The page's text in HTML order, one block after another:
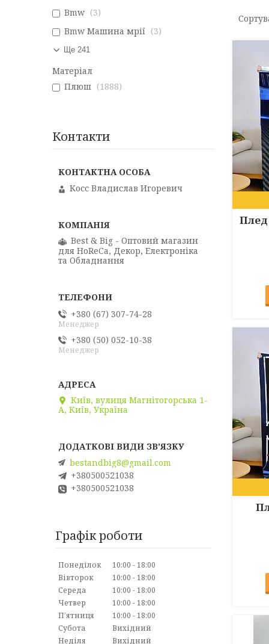
Плед
Bmw
3
Bmw Машина мрії
3
Ще 241
Матеріал
Плюш
1888
Контакти
Косс Владислав Игоревич
Best & Big - Оптовий магазин
для HoReCa, Декор, Електроніка
та Обладнання
+380 (67) 307-74-28
Менеджер
+380 (50) 052-10-38
Менеджер
Київ, вулиця Магнітогорська 1-
А, Київ, Україна
bestandbig8@gmail.com
+380500521038
+380500521038
Графік роботи
Понеділок 10:00
18:00
Вівторок
10:00
18:00
Середа
10:00
18:00
Четвер
10:00
18:00
Пʼятниця
10:00
18:00
Субота
Вихідний
Неділя
Вихідний